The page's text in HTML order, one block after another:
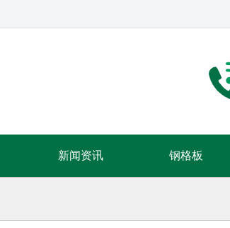
新闻资讯 钢格板